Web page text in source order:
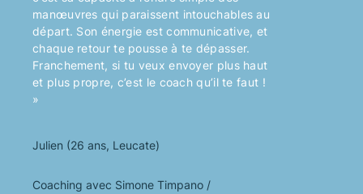
manœuvres qui paraissent intouchables au
départ. Son énergie est communicative, et
chaque retour te pousse à te dépasser.
Franchement, si tu veux envoyer plus haut
et plus propre, c’est le coach qu’il te faut !
»
Julien (26 ans, Leucate)
Coaching avec Simone Timpano /